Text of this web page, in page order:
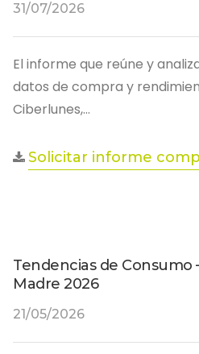
31/07/2026
El informe que reúne y
datos de compra y
Ciberlunes,…
Solicitar informe
Tendencias de Consumo
Madre 2026
21/05/2026